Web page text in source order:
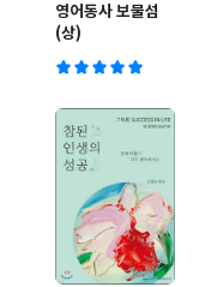
영어동사 보물섬
(상)